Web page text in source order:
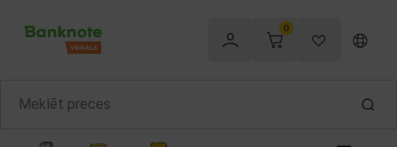
0